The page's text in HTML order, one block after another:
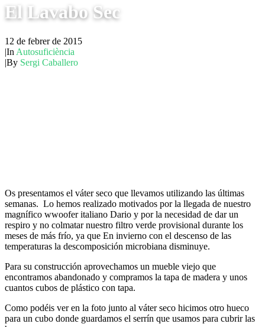
El Lavabo Sec
12 de febrer de 2015
|In Autosuficiència
|By Sergi Caballero
Os presentamos el váter seco que llevamos utilizando las últimas
semanas. Lo hemos realizado motivados por la llegada de nuestro
magnífico wwoofer italiano Dario y por la necesidad de dar un
respiro y no colmatar nuestro filtro verde provisional durante los
meses de más frío, ya que En invierno con el descenso de las
temperaturas la descomposición microbiana disminuye.
Para su construcción aprovechamos un mueble viejo que
encontramos abandonado y compramos la tapa de madera y unos
cuantos cubos de plástico con tapa.
Como podéis ver en la foto junto al váter seco hicimos otro hueco
para un cubo donde guardamos el serrín que usamos para cubrir las